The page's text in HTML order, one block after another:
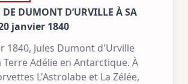
DE DUMONT D’URVILLE À SA
janvier 1840
1840, Jules Dumont d'Urville
Terre Adélie en Antarctique. À
L'Astrolabe et La Zélée,